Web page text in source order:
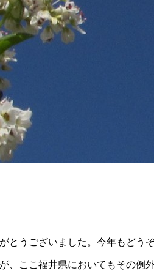
うございました。今年もどう
ここ福井県においてもその